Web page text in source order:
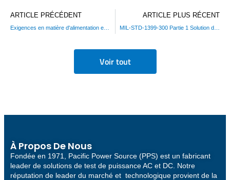
ARTICLE PRÉCÉDENT ARTICLE PLUS RÉCENT
MIL-STD-1399-300 Partie 1 Solution de test de l'alimentation CA à bord des navires
Voir tout
À Propos De Nous
Fondée en 1971, Pacific Power Source (PPS) est un fabricant
leader de solutions de test de puissance AC et DC. Notre
réputation de leader du marché et technologique provient de la